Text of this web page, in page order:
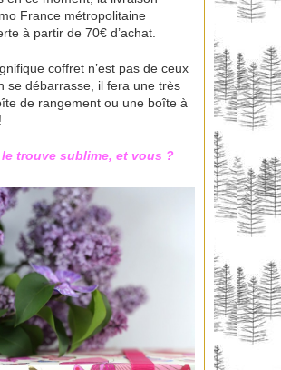
France métropolitaine
à partir de 70€ d’achat.
coffret n’est pas de ceux
se débarrasse, il fera une très
de rangement ou une boîte à
trouve sublime, et vous ?